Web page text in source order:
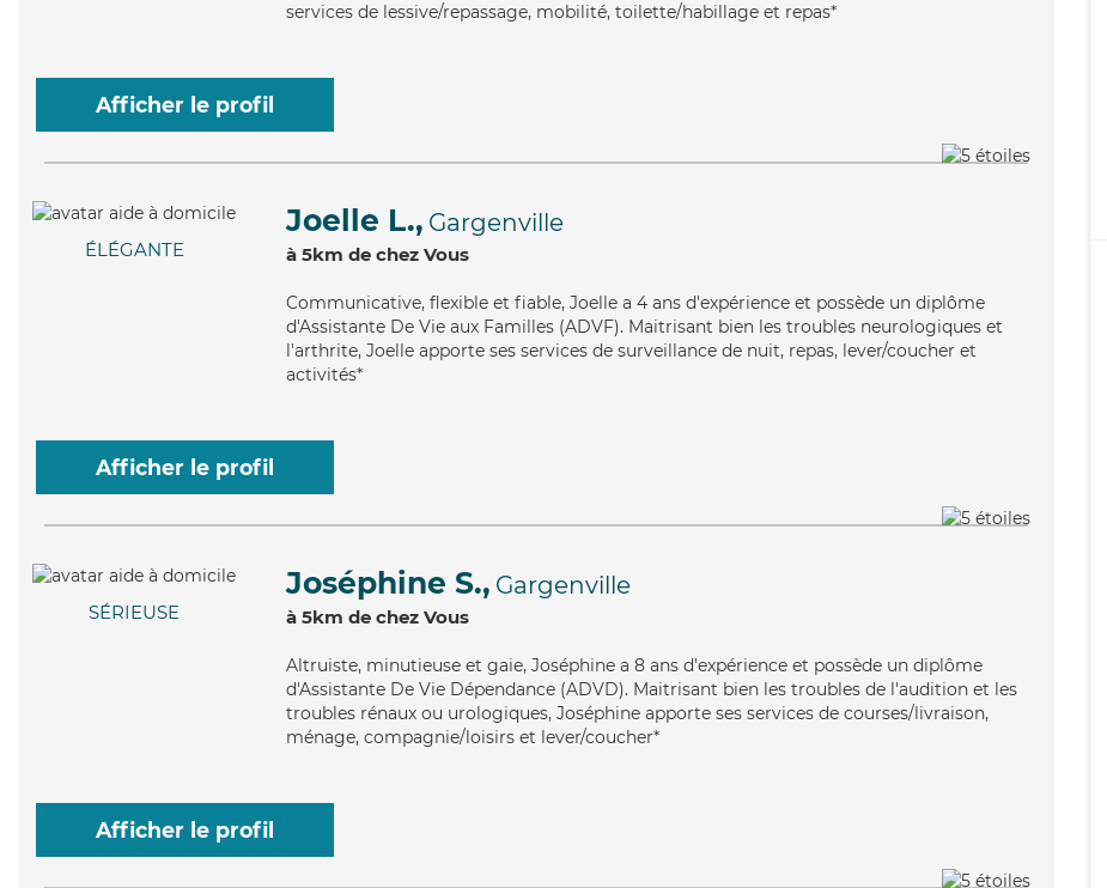
services de lessive/repassage, mobilité, toilette/habillage et repas*
Afficher le profil
ÉLÉGANTE
Joelle L., Gargenville
à 5km de chez Vous
Communicative, flexible et fiable, Joelle a 4 ans d'expérience et possède un diplôme
d'Assistante De Vie aux Familles (ADVF). Maitrisant bien les troubles neurologiques et
l'arthrite, Joelle apporte ses services de surveillance de nuit, repas, lever/coucher et
activités*
Afficher le profil
SÉRIEUSE
Joséphine S., Gargenville
à 5km de chez Vous
Altruiste, minutieuse et gaie, Joséphine a 8 ans d'expérience et possède un diplôme
d'Assistante De Vie Dépendance (ADVD). Maitrisant bien les troubles de l'audition et les
troubles rénaux ou urologiques, Joséphine apporte ses services de courses/livraison,
ménage, compagnie/loisirs et lever/coucher*
Afficher le profil